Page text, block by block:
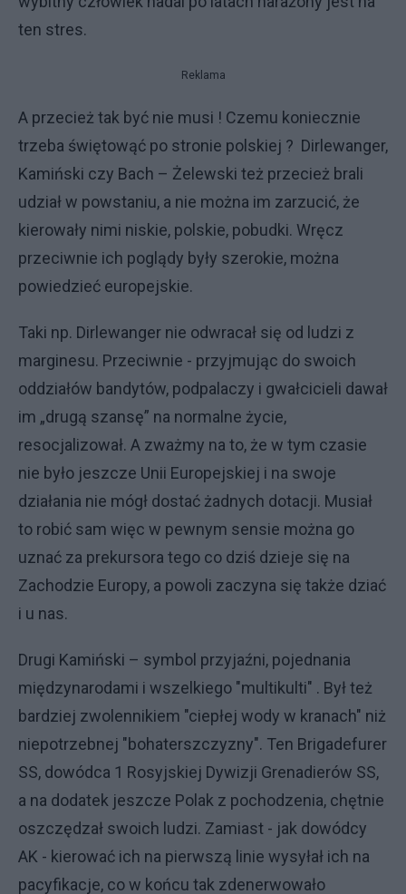
ten stres.
Reklama
A przecież tak być nie musi ! Czemu koniecznie
trzeba świętowąć po stronie polskiej ? Dirlewanger,
Kamiński czy Bach – Żelewski też przecież brali
udział w powstaniu, a nie można im zarzucić, że
kierowały nimi niskie, polskie, pobudki. Wręcz
przeciwnie ich poglądy były szerokie, można
powiedzieć europejskie.
Taki np. Dirlewanger nie odwracał się od ludzi z
marginesu. Przeciwnie - przyjmując do swoich
oddziałów bandytów, podpalaczy i gwałcicieli dawał
im „drugą szansę” na normalne życie,
resocjalizował. A zważmy na to, że w tym czasie
nie było jeszcze Unii Europejskiej i na swoje
działania nie mógł dostać żadnych dotacji. Musiał
to robić sam więc w pewnym sensie można go
uznać za prekursora tego co dziś dzieje się na
Zachodzie Europy, a powoli zaczyna się także dziać
i u nas.
Drugi Kamiński – symbol przyjaźni, pojednania
międzynarodami i wszelkiego "multikulti" . Był też
bardziej zwolennikiem "ciepłej wody w kranach" niż
niepotrzebnej "bohaterszczyzny". Ten Brigadefurer
SS, dowódca 1 Rosyjskiej Dywizji Grenadierów SS,
a na dodatek jeszcze Polak z pochodzenia, chętnie
oszczędzał swoich ludzi. Zamiast - jak dowódcy
AK - kierować ich na pierwszą linie wysyłał ich na
pacyfikacje, co w końcu tak zdenerwowało